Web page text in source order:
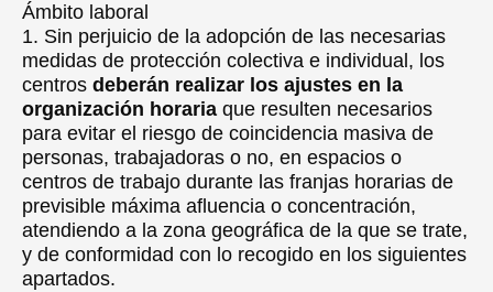
Ámbito laboral
1. Sin perjuicio de la adopción de las necesarias
medidas de protección colectiva e individual, los
centros deberán realizar los ajustes en la
organización horaria que resulten necesarios
para evitar el riesgo de coincidencia masiva de
personas, trabajadoras o no, en espacios o
centros de trabajo durante las franjas horarias de
previsible máxima afluencia o concentración,
atendiendo a la zona geográfica de la que se trate,
y de conformidad con lo recogido en los siguientes
apartados.